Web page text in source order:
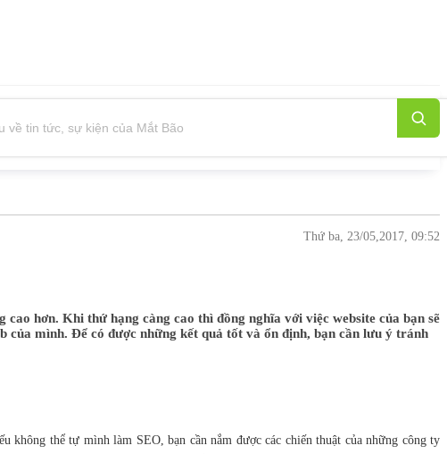
Thứ ba, 23/05,2017, 09:52
hơn. Khi thứ hạng càng cao thì đồng nghĩa với việc website của bạn sẽ
mình. Để có được những kết quả tốt và ổn định, bạn cần lưu ý tránh
không thể tự mình làm SEO, bạn cần nắm được các chiến thuật của những công ty